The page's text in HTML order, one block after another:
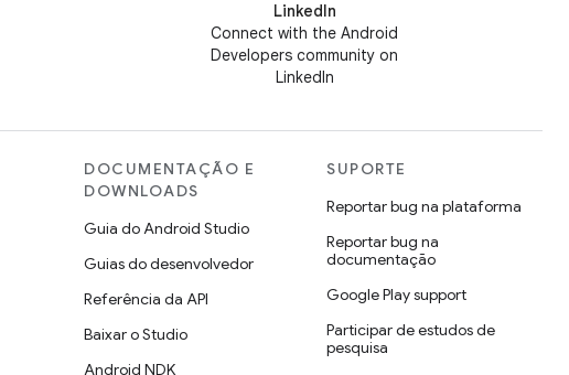
LinkedIn
Connect with the Android
Developers community on
LinkedIn
DOCUMENTAÇÃO E
DOWNLOADS
Guia do Android Studio
Guias do desenvolvedor
Referência da API
Baixar o Studio
Android NDK
SUPORTE
Reportar bug na plataforma
Reportar bug na
documentação
Google Play support
Participar de estudos de
pesquisa